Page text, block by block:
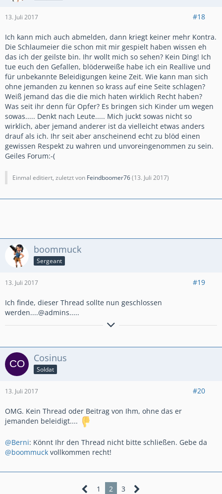
13. Juli 2017 #18
Ich kann mich auch abmelden, dann kriegt keiner mehr Kontra.
Die Schlaumeier die schon mit mir gespielt haben wissen eh
das ich der geilste bin. Ihr wollt mich so sehen? Kein Ding! Ich
tue euch den Gefallen, blöderweiße habe ich ein Reallive und
für unbekannte Beleidigungen keine Zeit. Wie kann man sich
ohne jemanden zu kennen so krass auf eine Seite schlagen?
Weiß jemand das die die mich haten wirklich Recht haben?
Was seit ihr denn für Opfer? Es bringen sich Kinder um wegen
sowas..... Denkt nach Leute..... Mich juckt sowas nicht so
wirklich, aber jemand anderer ist da vielleicht etwas anders
drauf als ich. Ihr seit aber anscheinend echt zu blöd einen
gewissen Respekt zu wahren und unvoreingenommen zu sein.
Geiles Forum:-(
Einmal editiert, zuletzt von Feindboomer76(13. Juli 2017)
boommuck
Sergeant
13. Juli 2017 #19
Ich finde, dieser Thread sollte nun geschlossen
werden....@admins.....
Wer kämpft, kann verlieren. Wer nicht kämpft, hat schon
Cosinus
Soldat
13. Juli 2017 #20
OMG. Kein Thread oder Beitrag von Ihm, ohne das er
jemanden beleidigt....
@Berni: Könnt Ihr den Thread nicht bitte schließen. Gebe da
@boommuck vollkommen recht!
1 2 3